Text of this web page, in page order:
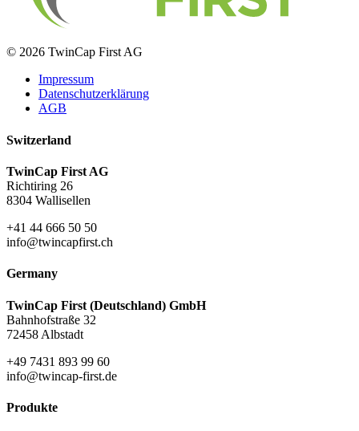
© 2026 TwinCap First AG
Impressum
Datenschutzerklärung
AGB
Switzerland
TwinCap First AG
Richtiring 26
8304 Wallisellen
+41 44 666 50 50
info@twincapfirst.ch
Germany
TwinCap First (Deutschland) GmbH
Bahnhofstraße 32
72458 Albstadt
+49 7431 893 99 60
info@twincap-first.de
Produkte